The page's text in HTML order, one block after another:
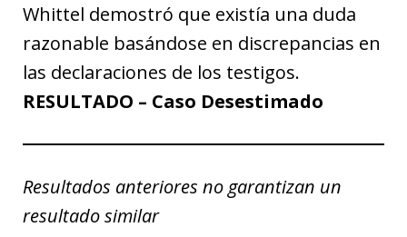
Whittel demostró que existía una duda
razonable basándose en discrepancias en
las declaraciones de los testigos.
RESULTADO – Caso Desestimado
Resultados anteriores no garantizan un
resultado similar